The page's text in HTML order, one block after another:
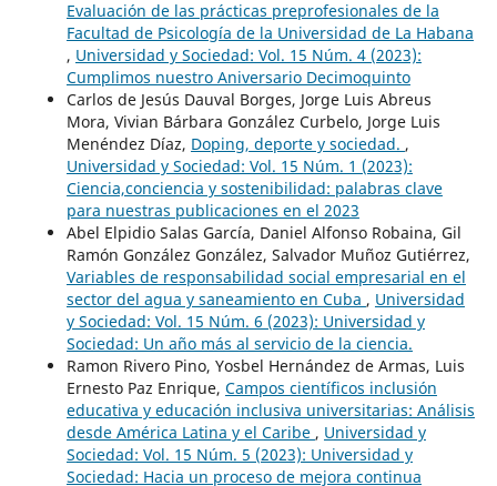
Evaluación de las prácticas preprofesionales de la
Facultad de Psicología de la Universidad de La Habana
, Universidad y Sociedad: Vol. 15 Núm. 4 (2023):
Cumplimos nuestro Aniversario Decimoquinto
Carlos de Jesús Dauval Borges, Jorge Luis Abreus
Mora, Vivian Bárbara González Curbelo, Jorge Luis
Menéndez Díaz, Doping, deporte y sociedad. ,
Universidad y Sociedad: Vol. 15 Núm. 1 (2023):
Ciencia,conciencia y sostenibilidad: palabras clave
para nuestras publicaciones en el 2023
Abel Elpidio Salas García, Daniel Alfonso Robaina, Gil
Ramón González González, Salvador Muñoz Gutiérrez,
Variables de responsabilidad social empresarial en el
sector del agua y saneamiento en Cuba , Universidad
y Sociedad: Vol. 15 Núm. 6 (2023): Universidad y
Sociedad: Un año más al servicio de la ciencia.
Ramon Rivero Pino, Yosbel Hernández de Armas, Luis
Ernesto Paz Enrique, Campos científicos inclusión
educativa y educación inclusiva universitarias: Análisis
desde América Latina y el Caribe , Universidad y
Sociedad: Vol. 15 Núm. 5 (2023): Universidad y
Sociedad: Hacia un proceso de mejora continua